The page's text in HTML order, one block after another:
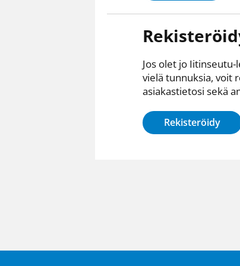
Jos olet jo
vielä tunnuksia, voit
asiakastietosi sekä
Rekisteröidy